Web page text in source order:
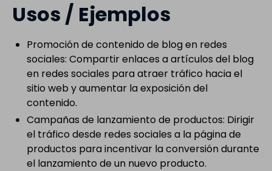
Usos / Ejemplos
Promoción de contenido de blog en redes
sociales: Compartir enlaces a artículos del blog
en redes sociales para atraer tráfico hacia el
sitio web y aumentar la exposición del
contenido.
Campañas de lanzamiento de productos: Dirigir
el tráfico desde redes sociales a la página de
productos para incentivar la conversión durante
el lanzamiento de un nuevo producto.